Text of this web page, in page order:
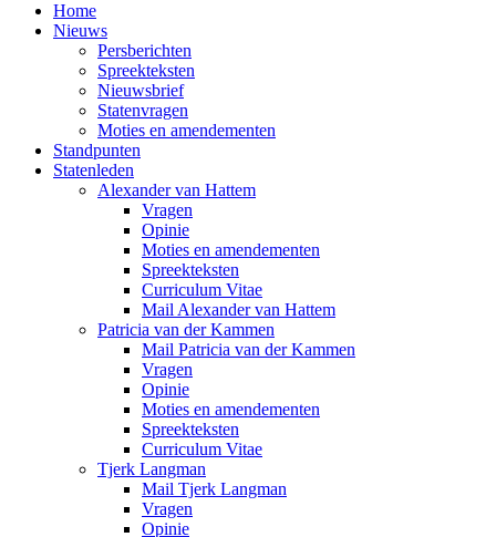
Home
Nieuws
Persberichten
Spreekteksten
Nieuwsbrief
Statenvragen
Moties en amendementen
Standpunten
Statenleden
Alexander van Hattem
Vragen
Opinie
Moties en amendementen
Spreekteksten
Curriculum Vitae
Mail Alexander van Hattem
Patricia van der Kammen
Mail Patricia van der Kammen
Vragen
Opinie
Moties en amendementen
Spreekteksten
Curriculum Vitae
Tjerk Langman
Mail Tjerk Langman
Vragen
Opinie